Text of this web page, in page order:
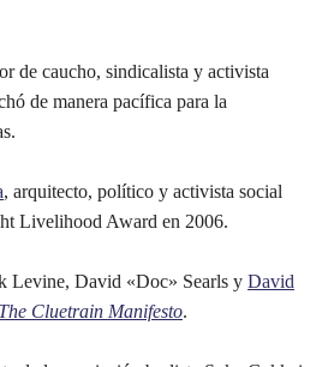
de caucho, sindicalista y activista
de manera pacífica para la
, arquitecto, político y activista social
Livelihood Award en 2006.
Levine, David «Doc» Searls y David
The Cluetrain Manifesto.